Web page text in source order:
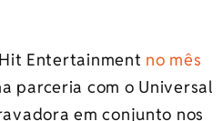
Entertainment no mês
parceria com o Universal
em conjunto nos